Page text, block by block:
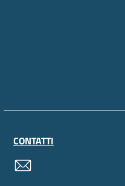
CONTATTI